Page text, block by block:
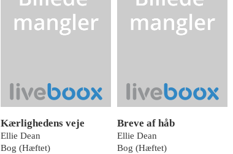
Kærlighedens veje
Ellie Dean
Bog (Hæftet)
Breve af håb
Ellie Dean
Bog (Hæftet)